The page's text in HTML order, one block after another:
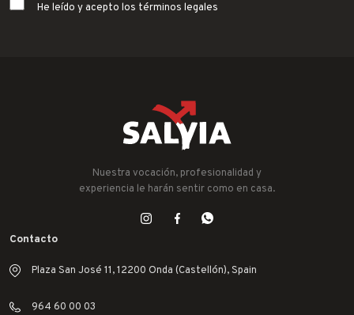
He leído y acepto los términos legales
Nuestra vocación, profesionalidad y
experiencia le harán sentir como en casa.
Contacto
Plaza San José 11, 12200 Onda (Castellón), Spain
964 60 00 03